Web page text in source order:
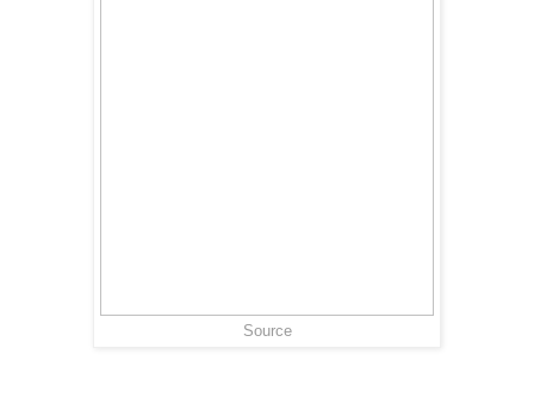
Source